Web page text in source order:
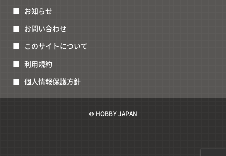
お知らせ
お問い合わせ
このサイトについて
利用規約
個人情報保護方針
© HOBBY JAPAN